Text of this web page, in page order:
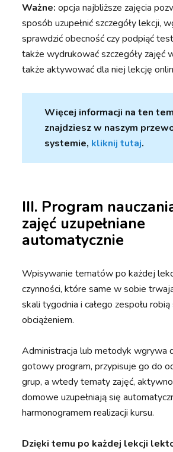
Ważne:opcja najbliższe zajęcia
sposób uzupełnić szczegóły lekcji,
sprawdzić obecność czy podpiąć
także wydrukować szczegóły zajęć
także aktywować dla niej lekcję
Więcej informacji na ten
znajdziesz w naszym
systemie, kliknij tutaj.
III. Program
zajęć uzupełniane
automatycznie
Wpisywanie tematów po każdej
czynności, które same w sobie
skali tygodnia i całego zespołu
obciążeniem.
Administracja lub metodyk wgrywa
gotowy program, przypisuje go do
grup, a wtedy tematy zajęć,
domowe uzupełniają się
harmonogramem realizacji kursu.
Dzięki temu po każdej lekcji